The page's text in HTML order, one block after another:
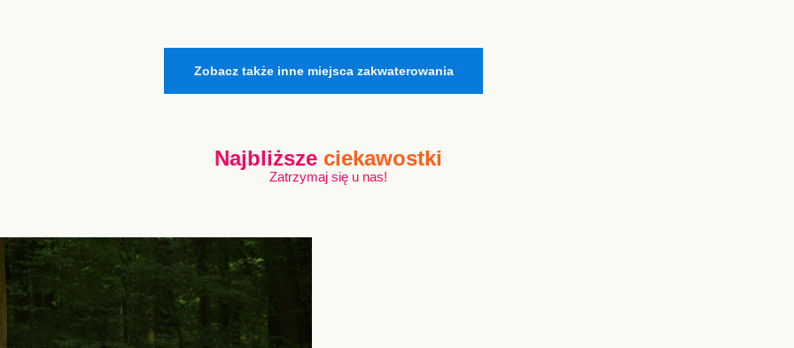
Zobacz także inne miejsca zakwaterowania
Najbliższe ciekawostki
Zatrzymaj się u nas!